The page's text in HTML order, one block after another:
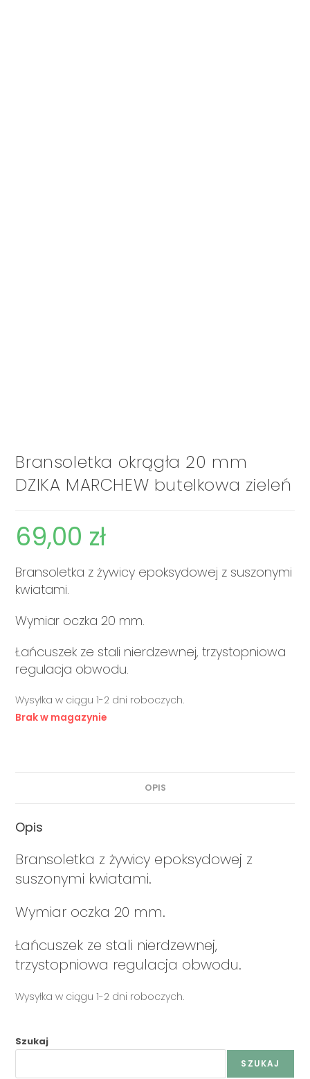
Bransoletka okrągła 20 mm
DZIKA MARCHEW butelkowa zieleń
69,00 zł
Bransoletka z żywicy epoksydowej z suszonymi
kwiatami.
Wymiar oczka 20 mm.
Łańcuszek ze stali nierdzewnej, trzystopniowa
regulacja obwodu.
Wysyłka w ciągu 1-2 dni roboczych.
Brak w magazynie
OPIS
Opis
Bransoletka z żywicy epoksydowej z
suszonymi kwiatami.
Wymiar oczka 20 mm.
Łańcuszek ze stali nierdzewnej,
trzystopniowa regulacja obwodu.
Wysyłka w ciągu 1-2 dni roboczych.
Szukaj
SZUKAJ